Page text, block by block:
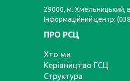
29000, м. Хмельницький,
Інформаційний центр:
ПРО РСЦ
Хто ми
Керівництво ГСЦ
Структура